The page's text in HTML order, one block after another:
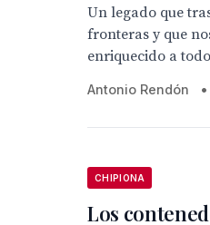
Un legado que
fronteras y que
enriquecido a
Antonio Rendón •
CHIPIONA
Los